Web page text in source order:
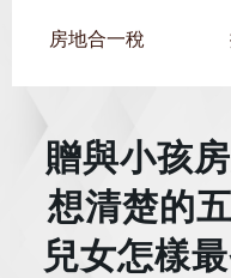
房地合一稅
贈與小孩
想清楚的
兒女怎樣